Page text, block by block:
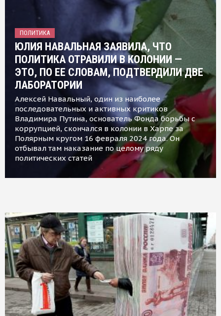
ПОЛИТИКА
ЮЛИЯ НАВАЛЬНАЯ ЗАЯВИЛА, ЧТО
ПОЛИТИКА ОТРАВИЛИ В КОЛОНИИ —
ЭТО, ПО ЕЕ СЛОВАМ, ПОДТВЕРДИЛИ ДВЕ
ЛАБОРАТОРИИ
Алексей Навальный, один из наиболее
последовательных и активных критиков
Владимира Путина, основатель Фонда борьбы с
коррупцией, скончался в колонии в Харпе за
Полярным кругом 16 февраля 2024 года. Он
отбывал там наказание по целому ряду
политических статей